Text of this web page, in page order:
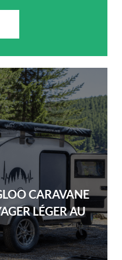
CARAVANE
LÉGER AU